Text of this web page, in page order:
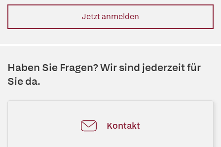
Jetzt anmelden
Haben Sie Fragen? Wir sind jederzeit für
Sie da.
Kontakt